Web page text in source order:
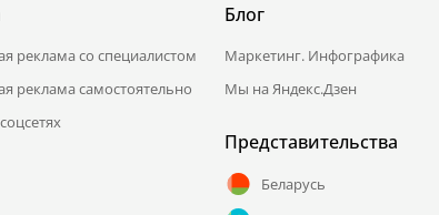
реклама со специалистом
реклама самостоятельно
Блог
Маркетинг. Инфографика
Мы на Яндекс.Дзен
Представительства
Беларусь